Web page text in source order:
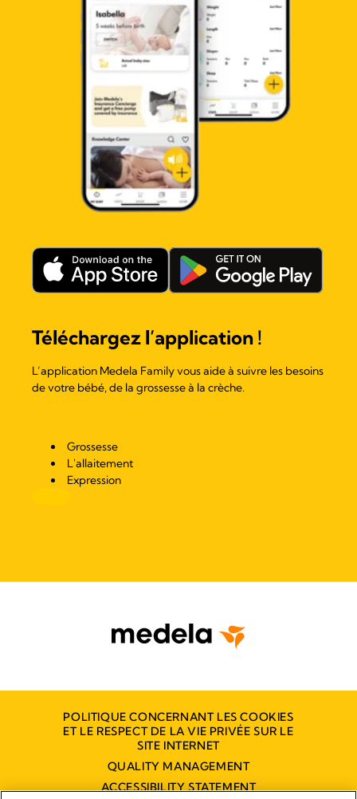
Téléchargez l’application !
L’application Medela Family vous aide à suivre les besoins
de votre bébé, de la grossesse à la crèche.
Grossesse
L'allaitement
Expression
POLITIQUE CONCERNANT LES COOKIES
ET LE RESPECT DE LA VIE PRIVÉE SUR LE
SITE INTERNET
QUALITY MANAGEMENT
ACCESSIBILITY STATEMENT